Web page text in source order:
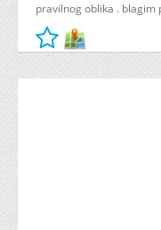
pravilnog oblika . blagim